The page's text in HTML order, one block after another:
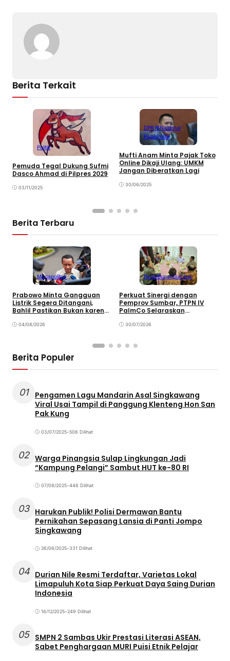
n
k
Berita Terkait
Politik
Pemuda Tegal Dukung Sufmi
Dasco Ahmad di Pilpres 2029
03/11/2025
DPR RINasional
PajakPolitik
Mufti Anam Minta Pajak Toko
Online Dikaji Ulang: UMKM
Jangan Diberatkan Lagi
30/06/2025
Berita Terbaru
Megapolitan
Prabowo Minta Gangguan
Listrik Segera Ditangani,
Bahlil Pastikan Bukan karena
04/08/2026
PerkebunanSumbar
Perkuat Sinergi dengan
Pemprov Sumbar, PTPN IV
PalmCo Selaraskan
Pembangunan Daerah
30/07/2026
Berita Populer
01
Pengamen Lagu Mandarin Asal Singkawang
Viral Usai Tampil di Panggung Klenteng Hon San
Pak Kung
03/07/2025•506 Dilihat
02 Warga Pinangsia Sulap Lingkungan Jadi
“Kampung Pelangi” Sambut HUT ke-80 RI
07/08/2025•448 Dilihat
03 Harukan Publik! Polisi Dermawan Bantu
Pernikahan Sepasang Lansia di Panti Jompo
Singkawang
26/06/2025•331 Dilihat
04 Durian Nile Resmi Terdaftar, Varietas Lokal
Limapuluh Kota Siap Perkuat Daya Saing Durian
Indonesia
16/12/2025•249 Dilihat
05 SMPN 2 Sambas Ukir Prestasi Literasi ASEAN,
Sabet Penghargaan MURI Puisi Etnik Pelajar